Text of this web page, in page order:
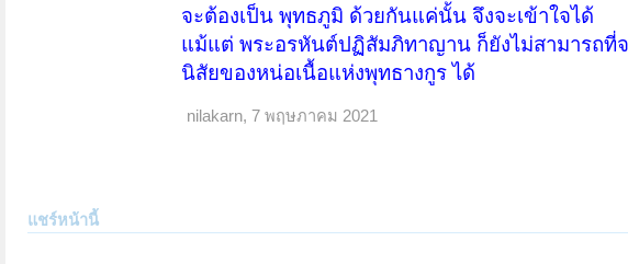
จนลืมไปว่า รูปปั้น นายเรือง นายนก ที่เคยเผาตัวถวายเป็นพุทธบูชา สมัย ร.1 ร
หลังเสียกรุงศรีอยุธยา ทั้งพระเจ้าตากสิน ทั้งสมเด็จพระพุทธยอดฟ้า พยายามฟื้
ประสบการณ์ตอนทรงผนวชถึง 27 ปี ชำระคณะสงฆ์ท่ีทรงเห็นว่า “หย่อนยาน”
เนื้อหาใน 45 เล่ม แยกเป็นพระวินัย พระสูตร และพระอภิธรรม ผู้รู้บอกว่า รวม
จะต้องเป็น พุทธภูมิ ด้วยกันแค่นั้น จึงจะเข้าใจได้
แม้แต่ พระอรหันต์ปฏิสัมภิทาญาน ก็ยังไม่สามารถที่จ
นิสัยของหน่อเนื้อแห่งพุทธางกูร ได้
nilakarn, 7 พฤษภาคม 2021
แชร์หน้านี้